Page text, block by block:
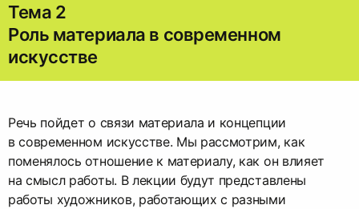
Тема 2
Роль материала в современном
искусстве
Речь пойдет о связи материала и концепции
в современном искусстве. Мы рассмотрим, как
поменялось отношение к материалу, как он влияет
на смысл работы. В лекции будут представлены
работы художников, работающих с разными